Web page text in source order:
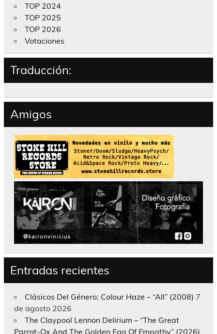
TOP 2024
TOP 2025
TOP 2026
Votaciones
Traducción:
Amigos
Entradas recientes
Clásicos Del Género; Colour Haze – “All” (2008) 7
de agosto 2026
The Claypool Lennon Delirium – “The Great
Parrot-Ox And The Golden Egg Of Empathy” (2026)